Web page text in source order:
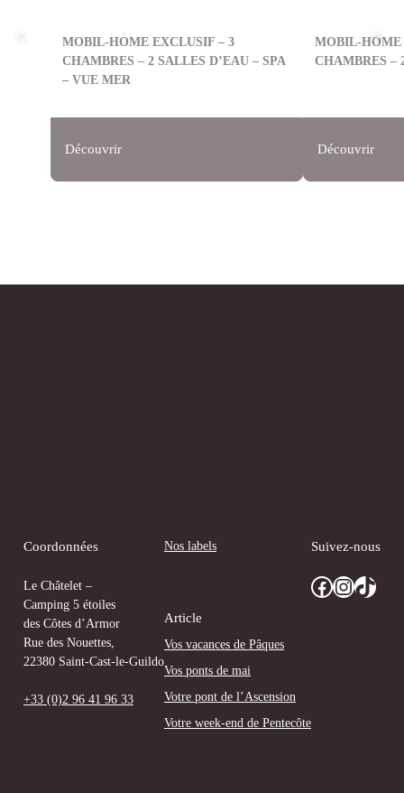
MOBIL-HOME EXCLUSIF – 3
CHAMBRES – 2 SALLES D’EAU – SPA
– VUE MER
Découvrir
MOBIL-HOME
CHAMBRES –
Découvrir
Coordonnées
Le Châtelet –
Camping 5 étoiles
des Côtes d’Armor
Rue des Nouettes,
22380 Saint-Cast-le-Guildo
+33 (0)2 96 41 96 33
Nos labels
Article
Vos vacances de Pâques
Vos ponts de mai
Votre pont de l’Ascension
Votre week-end de Pentecôte
Suivez-nous
Facebook InstagramTikTok